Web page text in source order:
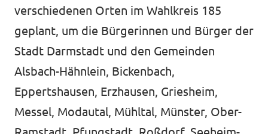
verschiedenen Orten im Wahlkreis 185
geplant, um die Bürgerinnen und Bürger der
Stadt Darmstadt und den Gemeinden
Alsbach-Hähnlein, Bickenbach,
Eppertshausen, Erzhausen, Griesheim,
Messel, Modautal, Mühltal, Münster, Ober-